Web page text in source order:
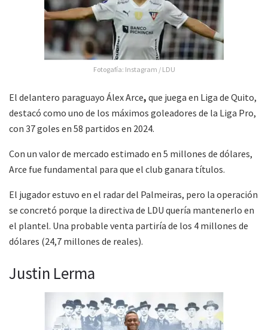
Fotogafía: Instagram / LDU
El delantero paraguayo Álex Arce, que juega en Liga de Quito,
destacó como uno de los máximos goleadores de la Liga Pro,
con 37 goles en 58 partidos en 2024.
Con un valor de mercado estimado en 5 millones de dólares,
Arce fue fundamental para que el club ganara títulos.
El jugador estuvo en el radar del Palmeiras, pero la operación
se concretó porque la directiva de LDU quería mantenerlo en
el plantel. Una probable venta partiría de los 4 millones de
dólares (24,7 millones de reales).
Justin Lerma